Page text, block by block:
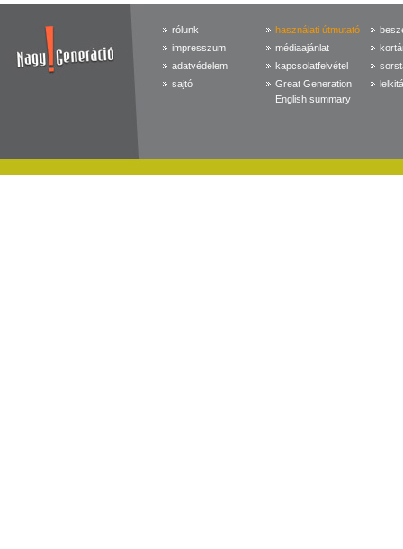
rólunk
impresszum
adatvédelem
sajtó
használati útmutató
médiaajánlat
kapcsolatfelvétel
Great Generation
English summary